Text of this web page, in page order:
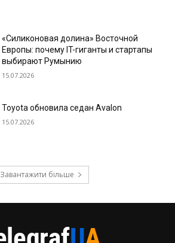
«Силиконовая долина» Восточной
Европы: почему IT-гиганты и стартапы
выбирают Румынию
15.07.2026
Toyota обновила седан Avalon
15.07.2026
Завантажити більше